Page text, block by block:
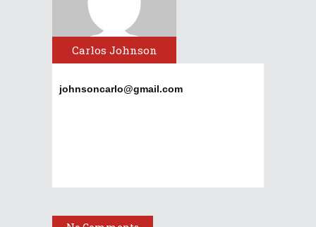
Carlos Johnson
johnsoncarlo@gmail.com